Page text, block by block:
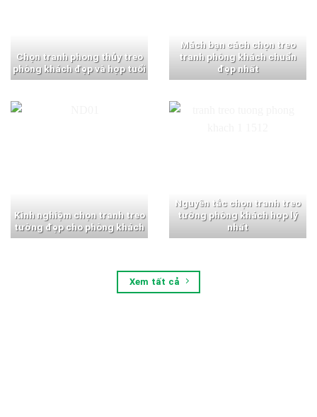
Chọn tranh phong thủy treo
phòng khách đẹp và hợp tuổi
Mách bạn cách chọn treo
tranh phòng khách chuẩn
đẹp nhất
Kinh nghiệm chọn tranh treo
tường đẹp cho phòng khách
Nguyên tắc chọn tranh treo
tường phòng khách hợp lý
nhất
Xem tất cả